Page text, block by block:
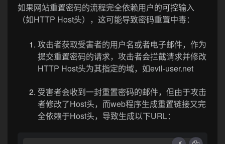
如果网站重置密码的流程完全依赖用户的可控输入
（如HTTP Host头），这可能导致密码重置中毒：
攻击者获取受害者的用户名或者电子邮件，作为
提交重置密码的请求，攻击者会拦截请求并修改
HTTP Host头为其指定的域，如evil-user.net
受害者会收到一封重置密码的邮件，但由于攻击
者修改了Host头，而web程序生成重置链接又完
全依赖于Host头，导致生成以下URL：